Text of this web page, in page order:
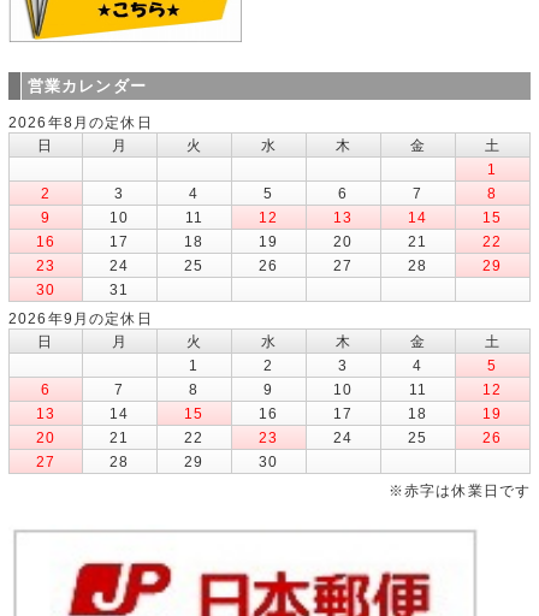
営業カレンダー
2026年8月の定休日
日
月 火 水 木 金
土
1
2
3 4 5 6 7
8
9
10 11 12 13 14
15
16
17 18 19 20 21
22
23
24 25 26 27 28
29
30
31
2026年9月の定休日
日
月 火 水 木 金
土
1
2 3 4
5
6
7 8 9 10 11
12
13
14 15 16 17 18
19
20
21 22 23 24 25
26
27
28 29
30
※赤字は休業日です